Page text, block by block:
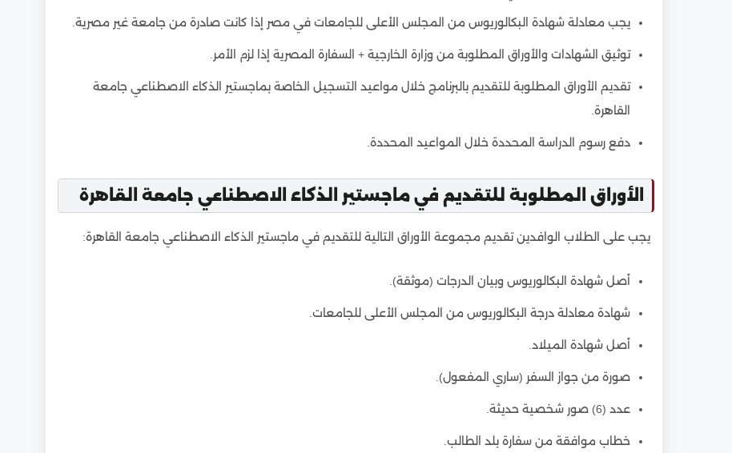
يجب معادلة شهادة البكالوريوس من المجلس الأعلى للجامعات في مصر إذا كانت صادرة من جامعة غير مصرية.
توثيق الشهادات والأوراق المطلوبة من وزارة الخارجية + السفارة المصرية إذا لزم الأمر.
تقديم الأوراق المطلوبة للتقديم بالبرنامج خلال مواعيد التسجيل الخاصة بماجستير الذكاء الاصطناعي جامعة
القاهرة.
دفع رسوم الدراسة المحددة خلال المواعيد المحددة.
الأوراق المطلوبة للتقديم في ماجستير الذكاء الاصطناعي جامعة القاهرة
يجب على الطلاب الوافدين تقديم مجموعة الأوراق التالية للتقديم في ماجستير الذكاء الاصطناعي جامعة القاهرة:
أصل شهادة البكالوريوس وبيان الدرجات (موثقة).
شهادة معادلة درجة البكالوريوس من المجلس الأعلى للجامعات.
أصل شهادة الميلاد.
صورة من جواز السفر (ساري المفعول).
عدد (6) صور شخصية حديثة.
خطاب موافقة من سفارة بلد الطالب.